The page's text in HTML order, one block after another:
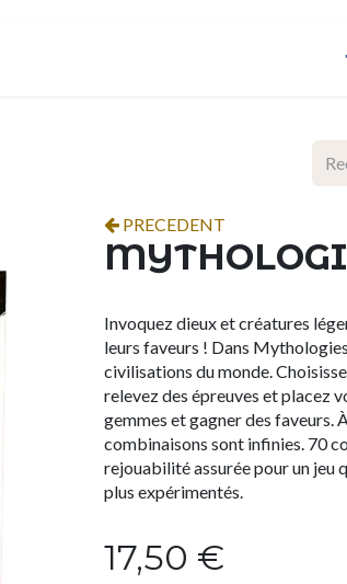
PRECEDENT
Invoquez dieux et créatures
leurs faveurs ! Dans
civilisations du monde.
relevez des épreuves et placez
gemmes et gagner des faveurs.
combinaisons sont infinies. 70
rejouabilité assurée pour un jeu
plus expérimentés.
17,50 €